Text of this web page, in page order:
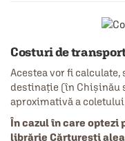
Costuri de
Acestea vor fi
destinaţie (în Chișinău
aproximativă a coletului
În cazul în care optezi
librărie Cărturești